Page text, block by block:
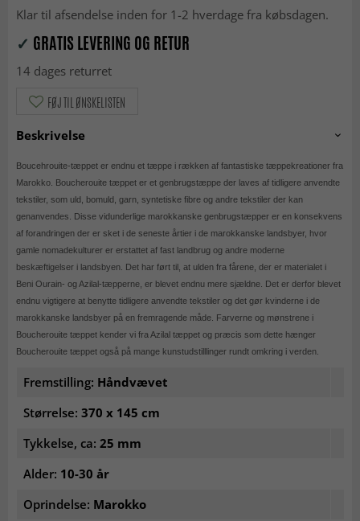
Klar til afsendelse inden for 1-2 hverdage fra købsdagen.
✓ GRATIS LEVERING OG RETUR
14 dages returret
FØJ TIL ØNSKELISTEN
Beskrivelse
Boucehrouite-tæppet er endnu et tæppe i rækken af fantastiske tæppekreationer fra
Marokko. Boucherouite tæppet er et genbrugstæppe der laves af tidligere anvendte
tekstiler, som uld, bomuld, garn, syntetiske fibre og andre tekstiler der kan
genanvendes. Disse vidunderlige marokkanske genbrugstæpper er en konsekvens
af forandringen der er sket i de seneste årtier i de marokkanske landsbyer, hvor
gamle nomadekulturer er erstattet af fast landbrug og andre moderne
beskæftigelser i landsbyen. Det har ført til, at ulden fra fårene, der er materialet i
Beni Ourain- og Azilal-tæpperne, er blevet endnu mere sjældne. Det er derfor blevet
endnu vigtigere at benytte tidligere anvendte tekstiler og det gør kvinderne i de
marokkanske landsbyer på en fremragende måde. Farverne og mønstrene i
Boucherouite tæppet kender vi fra Azilal tæppet og præcis som dette hænger
Boucherouite tæppet også på mange kunstudstilllinger rundt omkring i verden.
Fremstilling: Håndvævet
Størrelse: 370 x 145 cm
Tykkelse, ca: 25 mm
Alder: 10-30 år
Oprindelse: Marokko